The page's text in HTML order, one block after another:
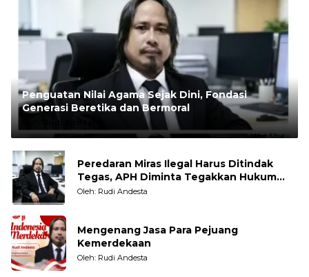
Penguatan Nilai Agama Sejak Dini, Fondasi
Generasi Beretika dan Bermoral
Rudi Andesta
Peredaran Miras Ilegal Harus Ditindak
Tegas, APH Diminta Tegakkan Hukum
Tanpa Pandang Bulu
Oleh: Rudi Andesta
Mengenang Jasa Para Pejuang
Kemerdekaan
Oleh: Rudi Andesta